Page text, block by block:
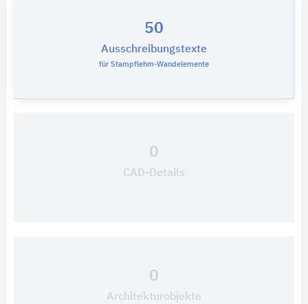
50
Ausschreibungstexte
für Stampflehm-Wandelemente
0
CAD-Details
0
Architekturobjekte